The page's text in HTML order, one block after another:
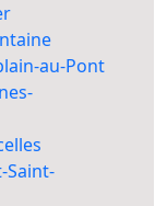
au-Pont
Saint-